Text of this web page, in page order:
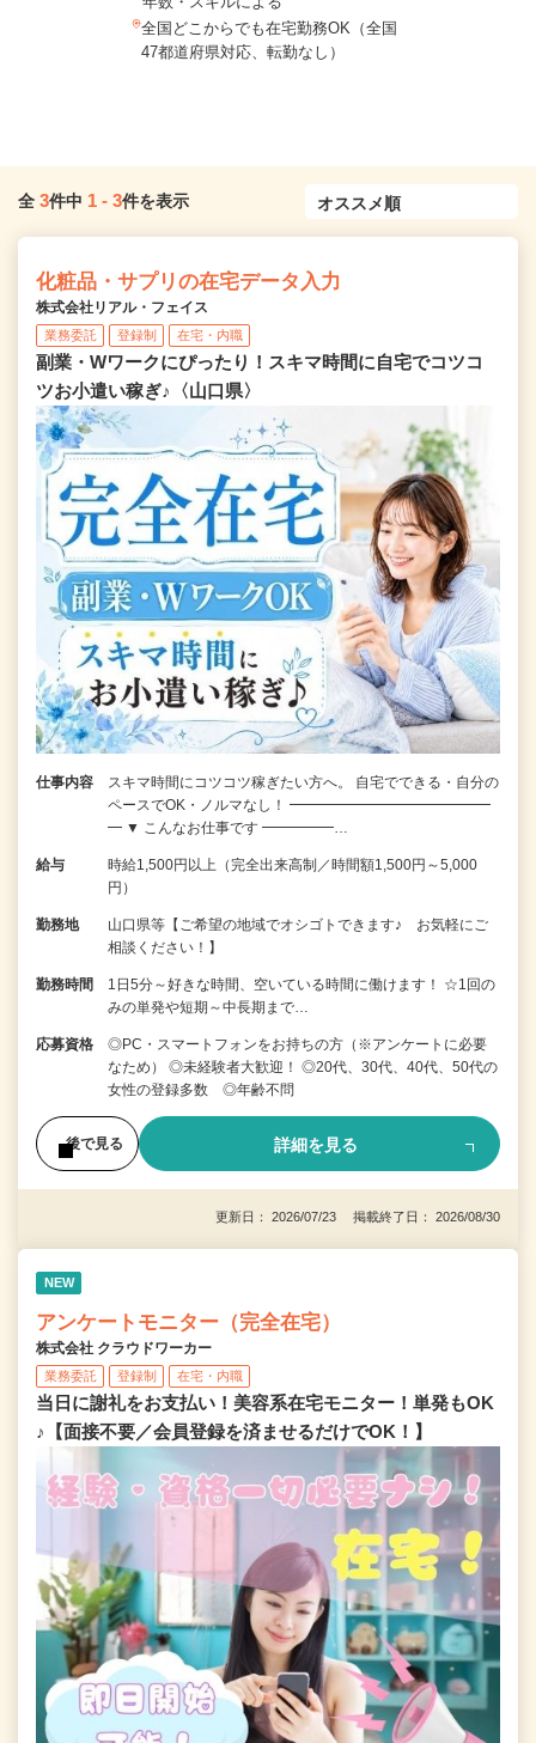
全国どこからでも在宅勤務OK（全国
47都道府県対応、転勤なし）
全 3件中 1 - 3件を表示
化粧品・サプリの在宅データ入力
株式会社リアル・フェイス
業務委託 登録制 在宅・内職
副業・Wワークにぴったり！スキマ時間に自宅でコツコ
ツお小遣い稼ぎ♪〈山口県〉
仕事内容
スキマ時間にコツコツ稼ぎたい方へ。 自宅でできる・自分の
ペースでOK・ノルマなし！ ━━━━━━━━━━━━━━
━ ▼ こんなお仕事です ━━━━━…
給与
時給1,500円以上（完全出来高制／時間額1,500円～5,000
円）
勤務地
山口県等【ご希望の地域でオシゴトできます♪ お気軽にご
相談ください！】
勤務時間
1日5分～好きな時間、空いている時間に働けます！ ☆1回の
みの単発や短期～中長期まで…
応募資格
◎PC・スマートフォンをお持ちの方（※アンケートに必要
なため） ◎未経験者大歓迎！ ◎20代、30代、40代、50代の
女性の登録多数 ◎年齢不問
後で見る 詳細を見る
更新日： 2026/07/23 掲載終了日： 2026/08/30
NEW
アンケートモニター（完全在宅）
株式会社 クラウドワーカー
業務委託 登録制 在宅・内職
当日に謝礼をお支払い！美容系在宅モニター！単発もOK
♪【面接不要／会員登録を済ませるだけでOK！】